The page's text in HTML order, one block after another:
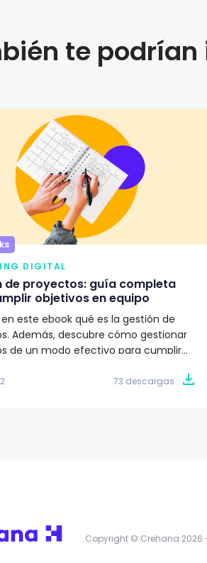
te
DIGITAL
de proyectos: guía completa
objetivos en equipo
este ebook qué es la gestión de
Además, descubre cómo gestionar
de un modo efectivo para cumplir
73 descargas
Copyright © Crehana 2026